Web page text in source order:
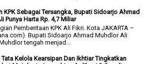
KPK Sebagai Tersangka, Bupati Sidoarjo Ahmad
Punya Harta Rp. 4,7 Miliar
Pemberitaan KPK Ali Fikri. Kota JAKARTA –
Bupati Sidoarjo Ahmad Muhdlor Ali
tengah menjad...
Tata Kelola Kearsipan Dan Ikhtiar Tingkatkan